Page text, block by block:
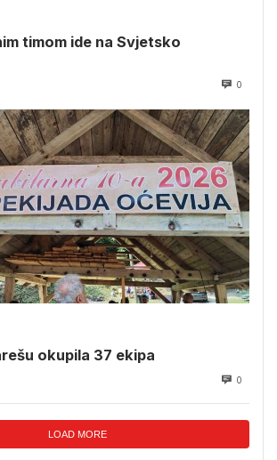
timom ide na Svjetsko
0
okupila 37 ekipa
0
LOAD MORE